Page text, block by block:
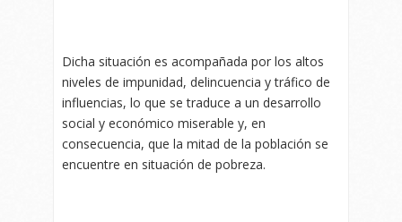
Dicha situación es acompañada por los altos
niveles de impunidad, delincuencia y tráfico de
influencias, lo que se traduce a un desarrollo
social y económico miserable y, en
consecuencia, que la mitad de la población se
encuentre en situación de pobreza.